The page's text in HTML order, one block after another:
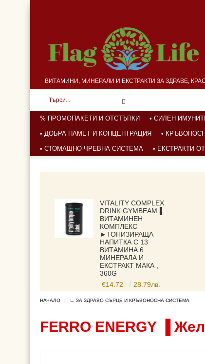
ВИТАМИНИ, МИНЕРАЛИ И ЕКСТРАКТИ ЗА ЗДРАВЕ,
% ПРОМОПАКЕТИ И ОТСТЪПКИ • СИЛЕН
• ДОБРА ПАМЕТ И КОНЦЕНТРАЦИЯ •
• СТОМАШНО-ЧРЕВНА СИСТЕМА • ЕКСТРАКТИ
VITALITY COMPLEX
DRINK GYMBEAM▐
ВИТАМИНЕН
КОМПЛЕКС
►ТОНИЗИРАЩА
НАПИТКА С 13
ВИТАМИНА 6
МИНЕРАЛА И
ЕКСТРАКТ МАКА ,
360G
€14.72
28.79лв.
НАЧАЛО ∟ ЗА ЗДРАВО СЪРЦЕ И КРЪВОНОСНА СИСТЕМА
FERRO ENERGY ▐